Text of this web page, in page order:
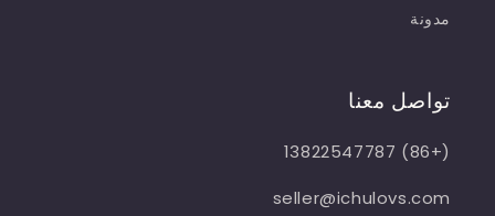
مدونة
تواصل معنا
(+86) 13822547787
seller@ichulovs.com